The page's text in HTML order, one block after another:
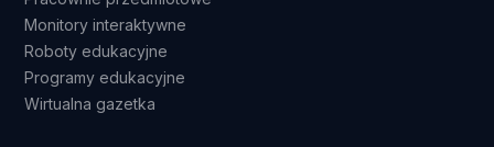
Monitory interaktywne
Roboty edukacyjne
Programy edukacyjne
Wirtualna gazetka